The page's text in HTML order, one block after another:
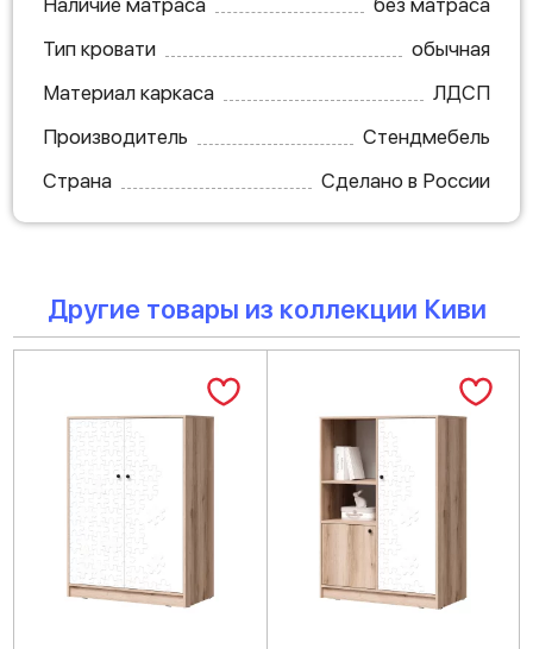
Наличие матраса
без матраса
Тип кровати
обычная
Материал каркаса
ЛДСП
Производитель
Стендмебель
Страна
Сделано в России
Другие товары из коллекции Киви